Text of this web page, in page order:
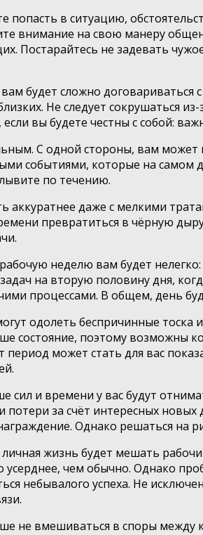
попасть в ситуацию,
внимание на свою манеру
Постарайтесь не задевать
будет сложно договариваться
Не следует сокрушаться
вы будете честны с собой:
С одной стороны, вам
событиями, которые на самом
по течению.
аккуратнее даже с мелкими
превратиться в чёрную
неделю вам будет
на вторую половину дня,
процессами. В общем, день
одолеть беспричинные
состояние, поэтому
может стать для вас
сил и времени у вас будут
потери за счёт интересных
Однако решаться на
жизнь будет мешать
усерднее, чем обычно. Однако
небывалого успеха. Не
не вмешиваться в споры